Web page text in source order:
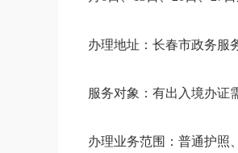
办理地址：长春市政务服
服务对象：有出入境办证
办理业务范围：普通护照